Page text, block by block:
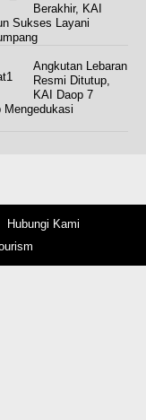
Berakhir, KAI
Sukses Layani
Angkutan Lebaran
Resmi Ditutup,
KAI Daop 7
Mengedukasi
Hubungi Kami